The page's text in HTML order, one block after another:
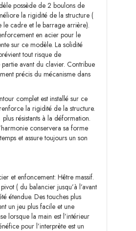
possède de 2 boulons de
la rigidité de la structure (
le cadre et le barrage arrière).
en acier pour le
sur ce modèle. La solidité
tout risque de
avant du clavier. Contribue
précis du mécanisme dans
complet est installé sur ce
la rigidité de la structure.
résistants à la déformation.
conservera sa forme
et assure toujours un son
et enfoncement: Hêtre massif.
( du balancier jusqu’à l’avant
étendue. Des touches plus
un jeu plus facile et une
lorsque la main est l’intérieur
pour l’interprète est un